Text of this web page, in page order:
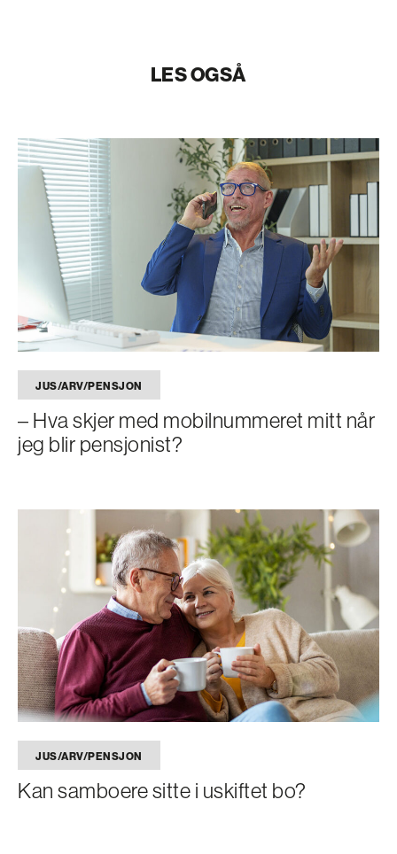
LES OGSÅ
JUS/ARV/PENSJON
– Hva skjer med mobilnummeret mitt når
jeg blir pensjonist?
JUS/ARV/PENSJON
Kan samboere sitte i uskiftet bo?